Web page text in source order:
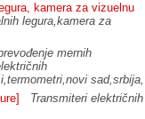
kamera za vizuelnu
legura,kamera za
mernih
sad,srbija,
Transmiteri električnih